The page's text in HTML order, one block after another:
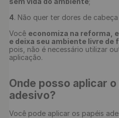
4. Não quer ter dores de
Você economiza na reforma,
e deixa seu ambiente livre
pois, não é necessário utilizar
Onde posso aplicar
adesivo?
Você pode aplicar os papéis